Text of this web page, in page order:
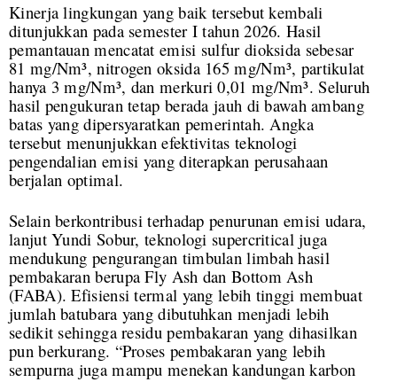
Kinerja lingkungan yang baik tersebut kembali
ditunjukkan pada semester I tahun 2026. Hasil
pemantauan mencatat emisi sulfur dioksida sebesar
81 mg/Nm³, nitrogen oksida 165 mg/Nm³, partikulat
hanya 3 mg/Nm³, dan merkuri 0,01 mg/Nm³. Seluruh
hasil pengukuran tetap berada jauh di bawah ambang
batas yang dipersyaratkan pemerintah. Angka
tersebut menunjukkan efektivitas teknologi
pengendalian emisi yang diterapkan perusahaan
berjalan optimal.
Selain berkontribusi terhadap penurunan emisi udara,
lanjut Yundi Sobur, teknologi supercritical juga
mendukung pengurangan timbulan limbah hasil
pembakaran berupa Fly Ash dan Bottom Ash
(FABA). Efisiensi termal yang lebih tinggi membuat
jumlah batubara yang dibutuhkan menjadi lebih
sedikit sehingga residu pembakaran yang dihasilkan
pun berkurang. “Proses pembakaran yang lebih
sempurna juga mampu menekan kandungan karbon